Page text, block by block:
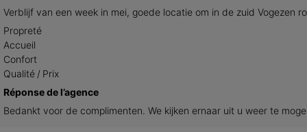
Verblijf van een week in mei, goede locatie om in de zuid Vogezen
Propreté
Accueil
Confort
Qualité / Prix
Réponse de l’agence
Bedankt voor de complimenten. We kijken ernaar uit u weer te